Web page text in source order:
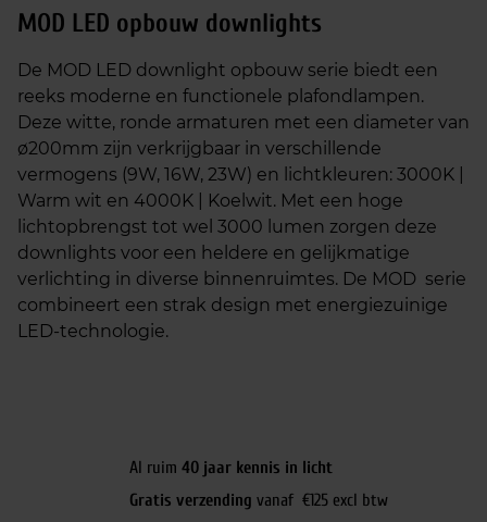
MOD LED opbouw downlights
De MOD LED downlight opbouw serie biedt een
reeks moderne en functionele plafondlampen.
Deze witte, ronde armaturen met een diameter van
ø200mm zijn verkrijgbaar in verschillende
vermogens (9W, 16W, 23W) en lichtkleuren: 3000K |
Warm wit en 4000K | Koelwit. Met een hoge
lichtopbrengst tot wel 3000 lumen zorgen deze
downlights voor een heldere en gelijkmatige
verlichting in diverse binnenruimtes. De MOD serie
combineert een strak design met energiezuinige
LED-technologie.
Al ruim 40 jaar kennis in licht
Gratis verzending vanaf €125 excl btw